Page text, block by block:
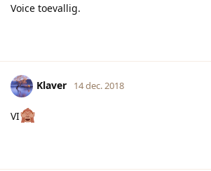
Voice toevallig.
Klaver 14 dec. 2018
VI